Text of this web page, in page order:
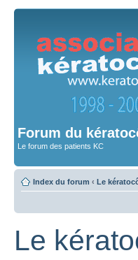
Forum du
Le forum des patients KC
Index du forum ‹ Le
Le